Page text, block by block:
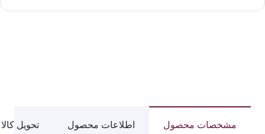
بوم
مشخصات محصول اطلاعات محصول تحویل کالا